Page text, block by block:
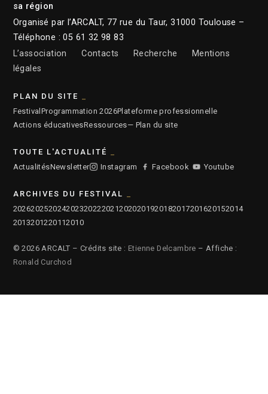
sa région
Organisé par l’ARCALT, 77 rue du Taur, 31000 Toulouse –
Téléphone : 05 61 32 98 83
L’association
Contacts Recherche
Mentions
légales
PLAN DU SITE
Festival Programmation 2026Plateforme professionnelle
Actions éducativesRessources— Plan du site
TOUTE L'ACTUALITÉ
ActualitésNewsletter Instagram Facebook Youtube
ARCHIVES DU FESTIVAL
2026202520242023202220212020201920182017201620152014
2013201220112010
© 2026 ARCALT – Crédits site : Etienne Delcambre – Affiche :
Ronald Curchod